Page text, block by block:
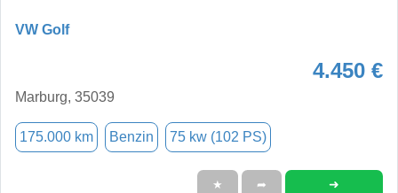
VW Golf
4.450 €
Marburg, 35039
175.000 km Benzin 75 kw (102 PS)
★ ➦ ➜